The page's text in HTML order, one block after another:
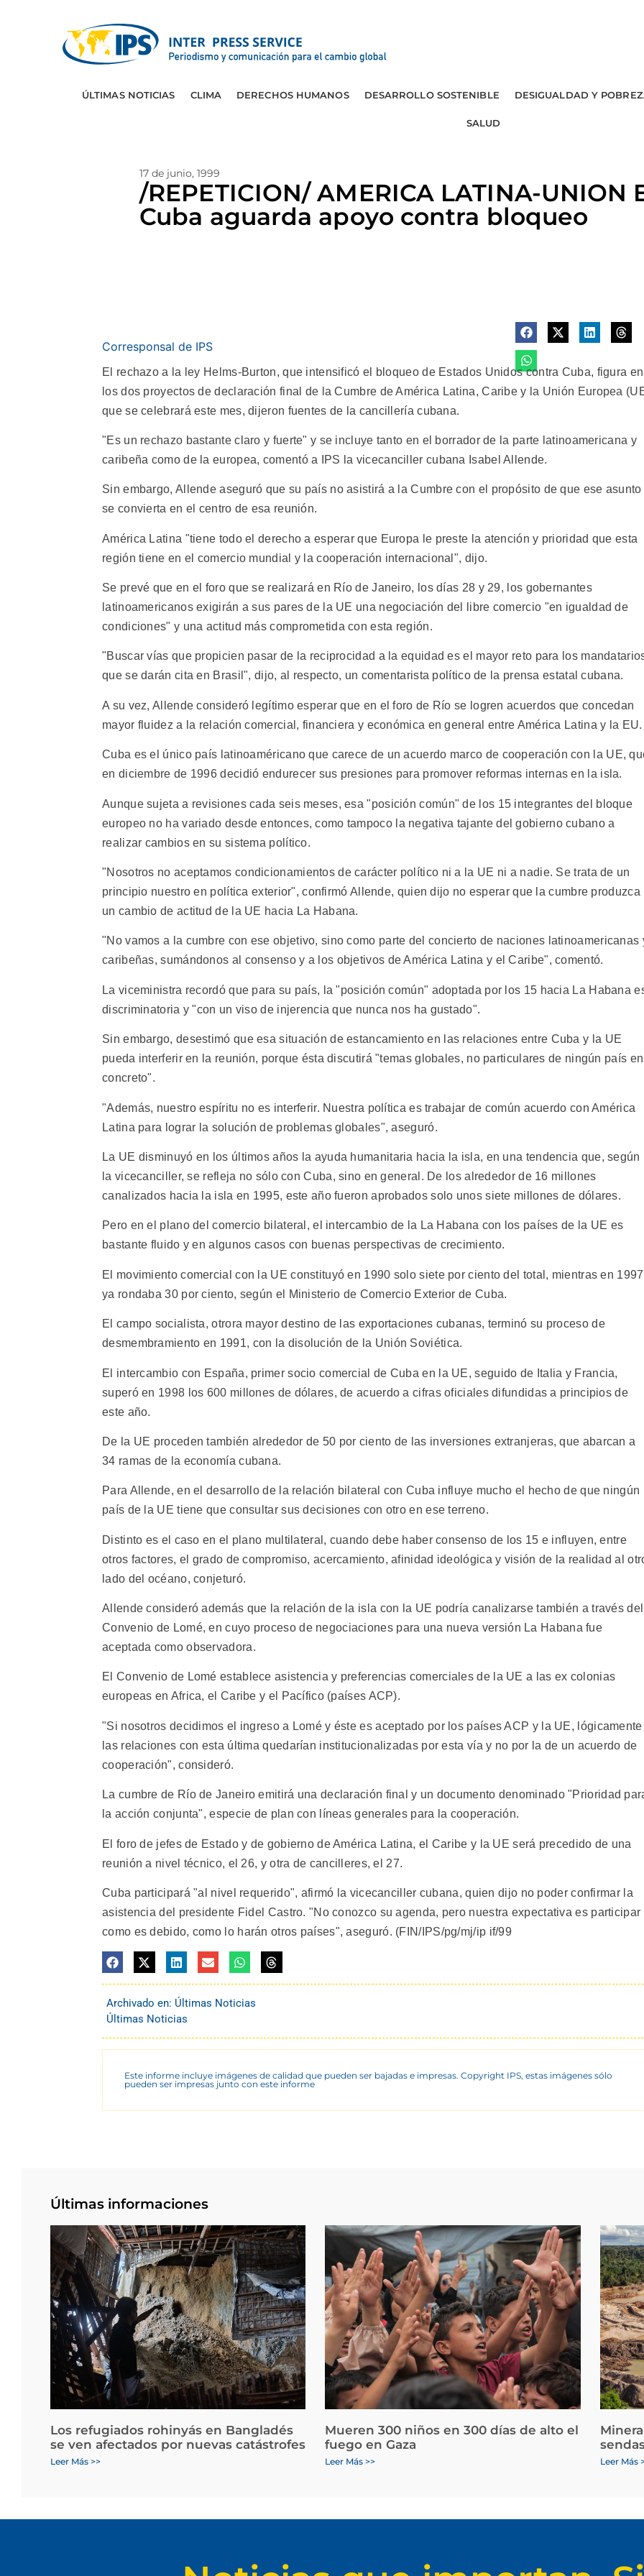
ÚLTIMAS NOTICIAS CLIMA DERECHOS HUMANOS DESARROLLO SOSTENIBLE DESIGUALDAD Y
SALUD
17 de junio, 1999
/REPETICION/ AMERICA LATINA-UNION
Cuba aguarda apoyo contra bloqueo
Corresponsal de IPS
El rechazo a la ley Helms-Burton, que intensificó el bloqueo de Estados Unidos contra Cuba, figura en
los dos proyectos de declaración final de la Cumbre de América Latina, Caribe y la Unión Europea
que se celebrará este mes, dijeron fuentes de la cancillería cubana.
"Es un rechazo bastante claro y fuerte" y se incluye tanto en el borrador de la parte latinoamericana y
caribeña como de la europea, comentó a IPS la vicecanciller cubana Isabel Allende.
Sin embargo, Allende aseguró que su país no asistirá a la Cumbre con el propósito de que ese asunto
se convierta en el centro de esa reunión.
América Latina "tiene todo el derecho a esperar que Europa le preste la atención y prioridad que esta
región tiene en el comercio mundial y la cooperación internacional", dijo.
Se prevé que en el foro que se realizará en Río de Janeiro, los días 28 y 29, los gobernantes
latinoamericanos exigirán a sus pares de la UE una negociación del libre comercio "en igualdad de
condiciones" y una actitud más comprometida con esta región.
"Buscar vías que propicien pasar de la reciprocidad a la equidad es el mayor reto para los
que se darán cita en Brasil", dijo, al respecto, un comentarista político de la prensa estatal cubana.
A su vez, Allende consideró legítimo esperar que en el foro de Río se logren acuerdos que concedan
mayor fluidez a la relación comercial, financiera y económica en general entre América Latina y la EU.
Cuba es el único país latinoaméricano que carece de un acuerdo marco de cooperación con la UE,
en diciembre de 1996 decidió endurecer sus presiones para promover reformas internas en la isla.
Aunque sujeta a revisiones cada seis meses, esa "posición común" de los 15 integrantes del bloque
europeo no ha variado desde entonces, como tampoco la negativa tajante del gobierno cubano a
realizar cambios en su sistema político.
"Nosotros no aceptamos condicionamientos de carácter político ni a la UE ni a nadie. Se trata de un
principio nuestro en política exterior", confirmó Allende, quien dijo no esperar que la cumbre produzca
un cambio de actitud de la UE hacia La Habana.
"No vamos a la cumbre con ese objetivo, sino como parte del concierto de naciones latinoamericanas
caribeñas, sumándonos al consenso y a los objetivos de América Latina y el Caribe", comentó.
La viceministra recordó que para su país, la "posición común" adoptada por los 15 hacia La Habana
discriminatoria y "con un viso de injerencia que nunca nos ha gustado".
Sin embargo, desestimó que esa situación de estancamiento en las relaciones entre Cuba y la UE
pueda interferir en la reunión, porque ésta discutirá "temas globales, no particulares de ningún país en
concreto".
"Además, nuestro espíritu no es interferir. Nuestra política es trabajar de común acuerdo con América
Latina para lograr la solución de problemas globales", aseguró.
La UE disminuyó en los últimos años la ayuda humanitaria hacia la isla, en una tendencia que, según
la vicecanciller, se refleja no sólo con Cuba, sino en general. De los alrededor de 16 millones
canalizados hacia la isla en 1995, este año fueron aprobados solo unos siete millones de dólares.
Pero en el plano del comercio bilateral, el intercambio de la La Habana con los países de la UE es
bastante fluido y en algunos casos con buenas perspectivas de crecimiento.
El movimiento comercial con la UE constituyó en 1990 solo siete por ciento del total, mientras en 1997
ya rondaba 30 por ciento, según el Ministerio de Comercio Exterior de Cuba.
El campo socialista, otrora mayor destino de las exportaciones cubanas, terminó su proceso de
desmembramiento en 1991, con la disolución de la Unión Soviética.
El intercambio con España, primer socio comercial de Cuba en la UE, seguido de Italia y Francia,
superó en 1998 los 600 millones de dólares, de acuerdo a cifras oficiales difundidas a principios de
este año.
De la UE proceden también alrededor de 50 por ciento de las inversiones extranjeras, que abarcan a
34 ramas de la economía cubana.
Para Allende, en el desarrollo de la relación bilateral con Cuba influye mucho el hecho de que ningún
país de la UE tiene que consultar sus decisiones con otro en ese terreno.
Distinto es el caso en el plano multilateral, cuando debe haber consenso de los 15 e influyen, entre
otros factores, el grado de compromiso, acercamiento, afinidad ideológica y visión de la realidad al
lado del océano, conjeturó.
Allende consideró además que la relación de la isla con la UE podría canalizarse también a través del
Convenio de Lomé, en cuyo proceso de negociaciones para una nueva versión La Habana fue
aceptada como observadora.
El Convenio de Lomé establece asistencia y preferencias comerciales de la UE a las ex colonias
europeas en Africa, el Caribe y el Pacífico (países ACP).
"Si nosotros decidimos el ingreso a Lomé y éste es aceptado por los países ACP y la UE, lógicamente
las relaciones con esta última quedarían institucionalizadas por esta vía y no por la de un acuerdo de
cooperación", consideró.
La cumbre de Río de Janeiro emitirá una declaración final y un documento denominado "Prioridad
la acción conjunta", especie de plan con líneas generales para la cooperación.
El foro de jefes de Estado y de gobierno de América Latina, el Caribe y la UE será precedido de una
reunión a nivel técnico, el 26, y otra de cancilleres, el 27.
Cuba participará "al nivel requerido", afirmó la vicecanciller cubana, quien dijo no poder confirmar la
asistencia del presidente Fidel Castro. "No conozco su agenda, pero nuestra expectativa es participar
como es debido, como lo harán otros países", aseguró. (FIN/IPS/pg/mj/ip if/99
Archivado en: Últimas Noticias
Últimas Noticias
Este informe incluye imágenes de calidad que pueden ser bajadas e impresas. Copyright IPS, estas imágenes sólo
pueden ser impresas junto con este informe
Últimas informaciones
Los refugiados rohinyás en Bangladés
se ven afectados por nuevas catástrofes
Leer Más >>
Mueren 300 niños en 300 días de alto el
fuego en Gaza
Leer Más >> Leer Más